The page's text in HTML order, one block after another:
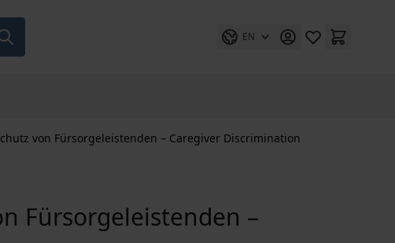
EN
von Fürsorgeleistenden – Caregiver Discrimination
Fürsorgeleistenden –